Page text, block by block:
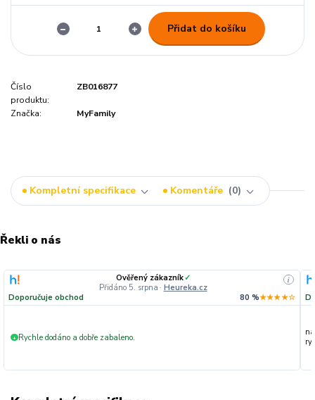
Přidat do košíku
Číslo
produktu:
ZB016877
Značka: MyFamily
Kompletní specifikace Komentáře 0
Řekli o nás
Ověřený zákazník✓
Přidáno 5. srpna · Heureka.cz
i
Doporučuje obchod 80 %★★★★☆
+ Rychle dodáno a dobře zabaleno.